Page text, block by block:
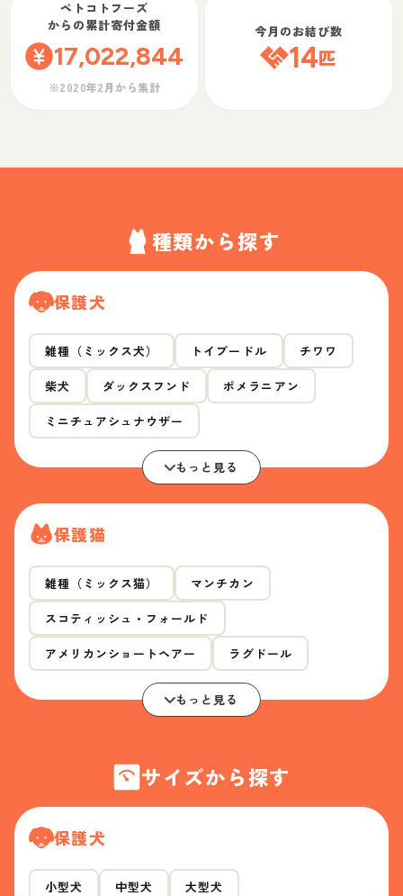
ペトコトフーズ
からの累計寄付金額
17,022,844
※2020年2月から集計
今月のお結び数
14匹
種類から探す
保護犬
雑種（ミックス犬） トイプードル チワワ
柴犬 ダックスフンド ポメラニアン
ミニチュアシュナウザー
もっと見る
保護猫
雑種（ミックス猫） マンチカン
スコティッシュ・フォールド
アメリカンショートヘアー ラグドール
もっと見る
サイズから探す
保護犬
小型犬 中型犬 大型犬